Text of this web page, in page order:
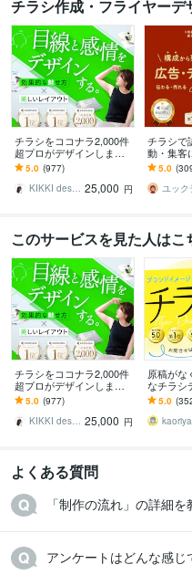
Web制作・HP作成・EC構築 Wix
チラシ作成・フライヤー
チラシをココナラ2,000件
超プロがデザインします
美しいレイアウト、目を
惹くビジュアルのフライ
ヤー・チラシ
5.0 (977)
KIKKI design 25,000 円
チラシで
動・集客
します 内
伝わるデ
印刷デザ
5.0
このサービスを見た人は
チラシをココナラ2,000件
超プロがデザインします
美しいレイアウト、目を
惹くビジュアルのフライ
ヤー・チラシ
5.0 (977)
KIKKI design 25,000 円
原稿がな
なチラシ
ます プロ
練された
で企業価
5.0
よくある質問
「制作の流れ」の詳細を
アンケートはどんな感じ